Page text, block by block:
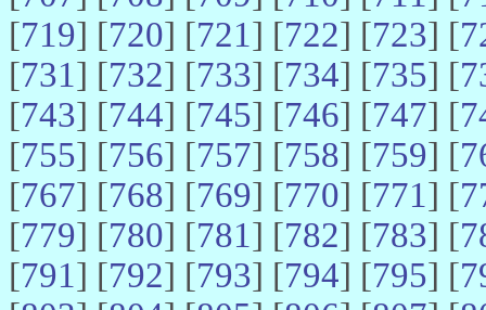
[719] [720] [721] [722] [723] [
[731] [732] [733] [734] [735] [
[743] [744] [745] [746] [747] [
[755] [756] [757] [758] [759] [
[767] [768] [769] [770] [771] [
[779] [780] [781] [782] [783] [
[791] [792] [793] [794] [795] [